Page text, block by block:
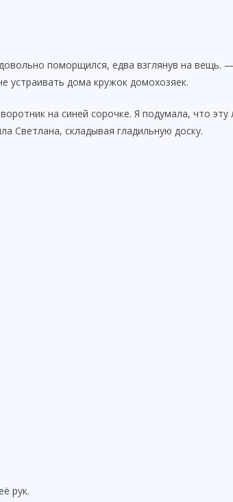
поморщился, едва взглянув на вещь.
устраивать дома кружок домохозяек.
на синей сорочке. Я подумала, что эту
Светлана, складывая гладильную доску.
рук.